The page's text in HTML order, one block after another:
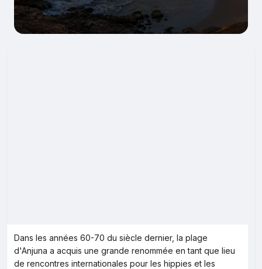
Dans les années 60-70 du siècle dernier, la plage
d'Anjuna a acquis une grande renommée en tant que lieu
de rencontres internationales pour les hippies et les